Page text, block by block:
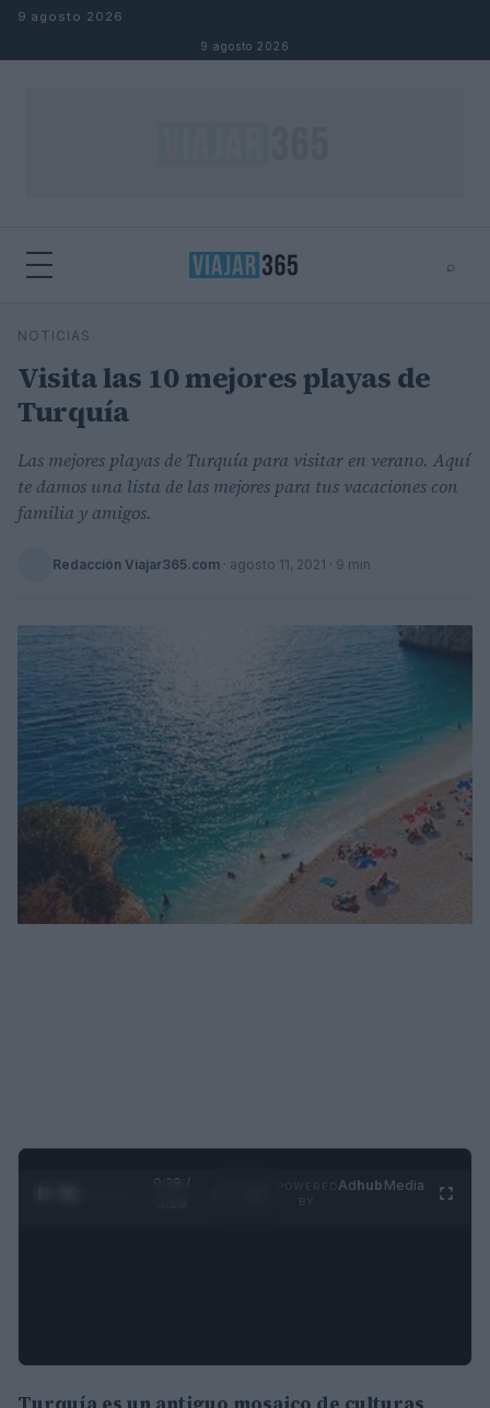
Saltar al contenido
9 agosto 2026
9 agosto 2026
⌕
Buscar
NOTICIAS
Visita las 10 mejores playas de
Turquía
Las mejores playas de Turquía para visitar en verano. Aquí
te damos una lista de las mejores para tus vacaciones con
familia y amigos.
Redacción Viajar365.com · agosto 11, 2021 · 9 min
0:30 /
Adhub Media